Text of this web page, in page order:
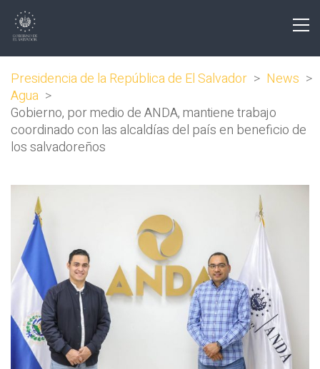
Presidencia de la República de El Salvador > News >
Agua >
Gobierno, por medio de ANDA, mantiene trabajo
coordinado con las alcaldías del país en beneficio de
los salvadoreños